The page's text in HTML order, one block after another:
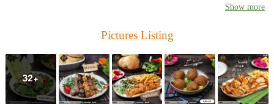
Show more
Pictures Listing
+32